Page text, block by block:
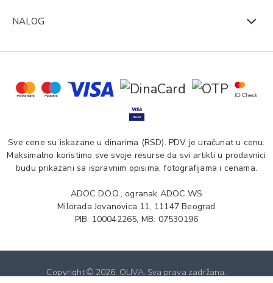
NALOG
Sve cene su iskazane u dinarima (RSD). PDV je uračunat u cenu.
Maksimalno koristimo sve svoje resurse da svi artikli u prodavnici
budu prikazani sa ispravnim opisima, fotografijama i cenama.
ADOC D.O.O., ogranak ADOC WS
Milorada Jovanovica 11, 11147 Beograd
PIB: 100042265, MB: 07530196
Copyright © 2026. OLIVA. Sva prava zadržana.